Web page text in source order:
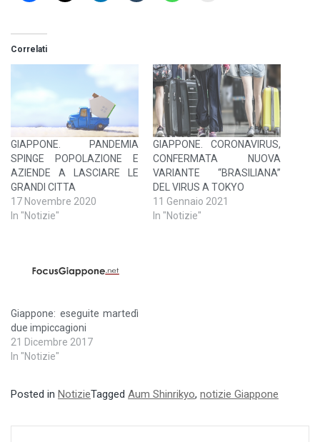
Correlati
GIAPPONE. PANDEMIA
SPINGE POPOLAZIONE E
AZIENDE A LASCIARE LE
GRANDI CITTA
17 Novembre 2020
In "Notizie"
GIAPPONE. CORONAVIRUS,
CONFERMATA NUOVA
VARIANTE “BRASILIANA”
DEL VIRUS A TOKYO
11 Gennaio 2021
In "Notizie"
Giappone: eseguite martedì
due impiccagioni
21 Dicembre 2017
In "Notizie"
Posted in NotizieTagged Aum Shinrikyo, notizie Giappone